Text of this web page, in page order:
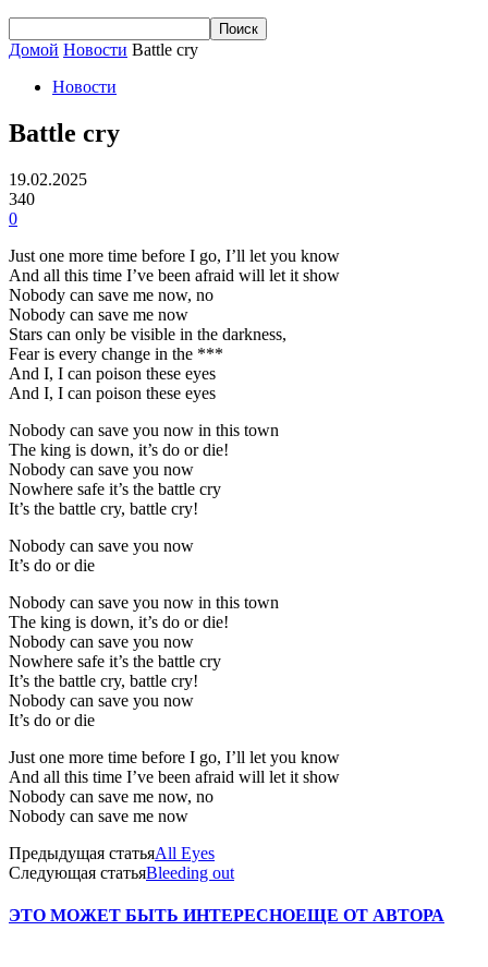
Домой Новости Battle cry
Новости
Battle cry
19.02.2025
340
0
Just one more time before I go, I’ll let you know
And all this time I’ve been afraid will let it show
Nobody can save me now, no
Nobody can save me now
Stars can only be visible in the darkness,
Fear is every change in the ***
And I, I can poison these eyes
And I, I can poison these eyes
Nobody can save you now in this town
The king is down, it’s do or die!
Nobody can save you now
Nowhere safe it’s the battle cry
It’s the battle cry, battle cry!
Nobody can save you now
It’s do or die
Nobody can save you now in this town
The king is down, it’s do or die!
Nobody can save you now
Nowhere safe it’s the battle cry
It’s the battle cry, battle cry!
Nobody can save you now
It’s do or die
Just one more time before I go, I’ll let you know
And all this time I’ve been afraid will let it show
Nobody can save me now, no
Nobody can save me now
Предыдущая статьяAll Eyes
Следующая статьяBleeding out
ЭТО МОЖЕТ БЫТЬ ИНТЕРЕСНОЕЩЕ ОТ АВТОРА